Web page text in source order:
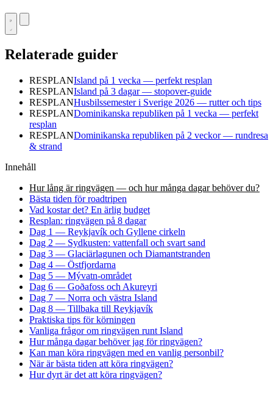
Relaterade guider
RESPLANIsland på 1 vecka — perfekt resplan
RESPLANIsland på 3 dagar — stopover-guide
RESPLANHusbilssemester i Sverige 2026 — rutter och tips
RESPLANDominikanska republiken på 1 vecka — perfekt
resplan
RESPLANDominikanska republiken på 2 veckor — rundresa
& strand
Innehåll
Hur lång är ringvägen — och hur många dagar behöver du?
Bästa tiden för roadtripen
Vad kostar det? En ärlig budget
Resplan: ringvägen på 8 dagar
Dag 1 — Reykjavík och Gyllene cirkeln
Dag 2 — Sydkusten: vattenfall och svart sand
Dag 3 — Glaciärlagunen och Diamantstranden
Dag 4 — Östfjordarna
Dag 5 — Mývatn-området
Dag 6 — Goðafoss och Akureyri
Dag 7 — Norra och västra Island
Dag 8 — Tillbaka till Reykjavík
Praktiska tips för körningen
Vanliga frågor om ringvägen runt Island
Hur många dagar behöver jag för ringvägen?
Kan man köra ringvägen med en vanlig personbil?
När är bästa tiden att köra ringvägen?
Hur dyrt är det att köra ringvägen?